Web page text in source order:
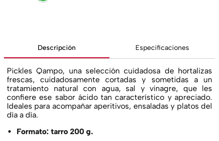
Descripción Especificaciones
Pickles Qampo, una selección cuidadosa de hortalizas
frescas, cuidadosamente cortadas y sometidas a un
tratamiento natural con agua, sal y vinagre, que les
confiere ese sabor ácido tan característico y apreciado.
Ideales para acompañar aperitivos, ensaladas y platos del
día a día.
Formato: tarro 200 g.